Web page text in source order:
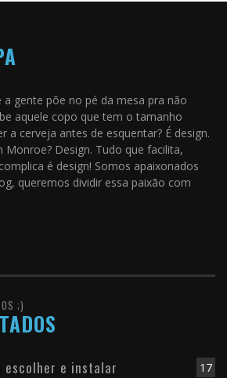
a gente põe no pé da mesa pra não
aquele copo que tem o tamanho
a cerveja antes de esquentar? É design.
Monroe? Design. Tudo que facilita,
é design! Somos apaixonados
queremos dividir essa paixão com
;)
17
escolher e instalar